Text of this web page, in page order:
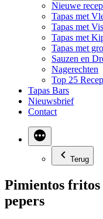
Nieuwe
Tapas met
Tapas met Vis
Tapas met
Tapas met
Sauzen en
Nagerechten
Top 25
Tapas Bars
Nieuwsbrief
Contact
Terug
Pimientos
pepers